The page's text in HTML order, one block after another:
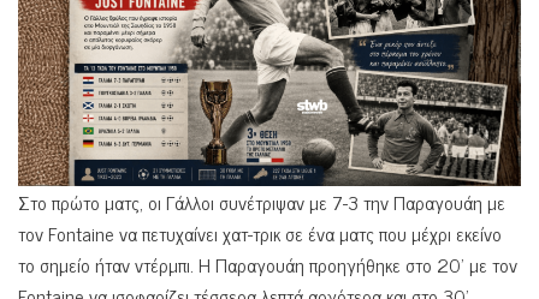
Στο πρώτο ματς, οι Γάλλοι συνέτριψαν με 7-3 την Παραγουάη με
τον Fontaine να πετυχαίνει χατ-τρικ σε ένα ματς που μέχρι εκείνο
το σημείο ήταν ντέρμπι. Η Παραγουάη προηγήθηκε στο 20’ με τον